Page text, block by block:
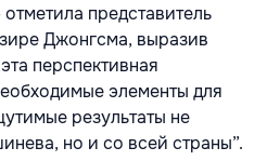
представитель
Джонгсма, выразив
перспективная
элементы для
результаты не
но и со всей страны”.